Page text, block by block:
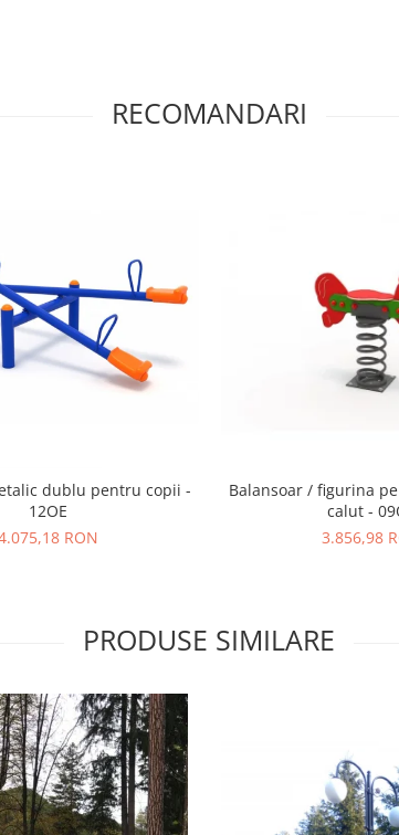
RECOMANDARI
dublu pentru copii -
12OE
RON
Balansoar / figurina
calut -
3.856,98
PRODUSE SIMILARE